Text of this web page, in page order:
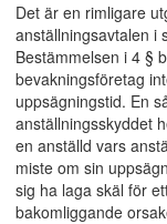
Det är en rimligare
anställningsavtalen i
Bestämmelsen i 4 §
bevakningsföretag
uppsägningstid. En
anställningsskyddet
en anställd vars
miste om sin
sig ha laga skäl för
bakomliggande